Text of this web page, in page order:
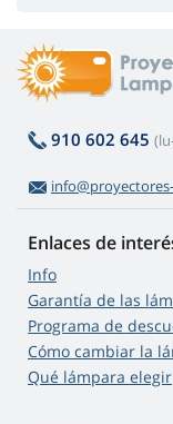
910 602 645
Enlaces de
Info
Garantía de las
Programa de
Cómo cambiar la
Qué lámpara elegir